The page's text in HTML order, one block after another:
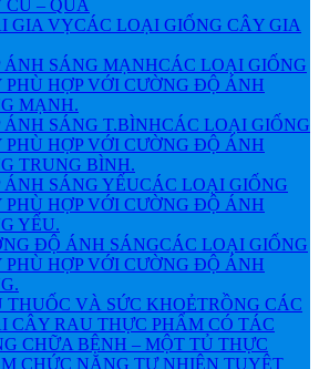
CỦ – QUẢ
GIA VỴCÁC LOẠI GIỐNG CÂY GIA
ÁNH SÁNG MẠNHCÁC LOẠI GIỐNG
PHÙ HỢP VỚI CƯỜNG ĐỘ ÁNH
MẠNH.
ÁNH SÁNG T.BÌNHCÁC LOẠI GIỐNG
PHÙ HỢP VỚI CƯỜNG ĐỘ ÁNH
TRUNG BÌNH.
ÁNH SÁNG YẾUCÁC LOẠI GIỐNG
PHÙ HỢP VỚI CƯỜNG ĐỘ ÁNH
YẾU.
ĐỘ ÁNH SÁNGCÁC LOẠI GIỐNG
PHÙ HỢP VỚI CƯỜNG ĐỘ ÁNH
THUỐC VÀ SỨC KHOẺTRỒNG CÁC
CÂY RAU THỰC PHẨM CÓ TÁC
CHỮA BỆNH – MỘT TỦ THỰC
CHỨC NĂNG TỰ NHIÊN TUYỆT